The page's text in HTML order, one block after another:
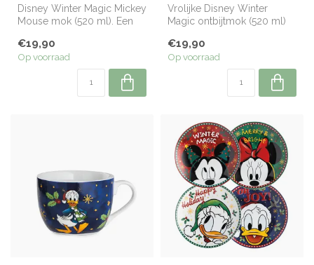
Disney Winter Magic Mickey
Mouse mok (520 ml). Een
w...
€19,90
Op voorraad
Vrolijke Disney Winter
Magic ontbijtmok (520 ml)
voor wa...
€19,90
Op voorraad